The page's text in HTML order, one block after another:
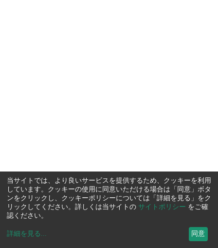
当サイトでは、より良いサービスを提供するため、クッキーを利用
しています。クッキーの使用に同意いただける場合は「同意」ボタ
ンをクリックし、クッキーポリシーについては「詳細を見る」をク
リックしてください。詳しくは当サイトの サイトポリシー をご確
認ください。
詳細を見る ... 同意